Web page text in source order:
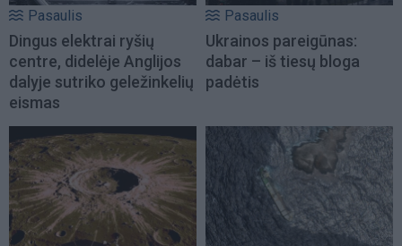
Pasaulis
Dingus elektrai ryšių
centre, didelėje Anglijos
dalyje sutriko geležinkelių
eismas
Pasaulis
Ukrainos pareigūnas:
dabar – iš tiesų bloga
padėtis